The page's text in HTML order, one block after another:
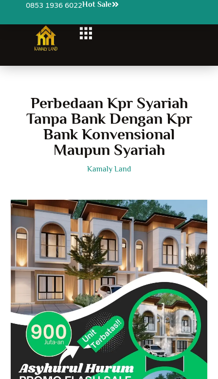
0853 1936 6022Hot Sale
Perbedaan Kpr Syariah
Tanpa Bank Dengan Kpr
Bank Konvensional
Maupun Syariah
Kamaly Land